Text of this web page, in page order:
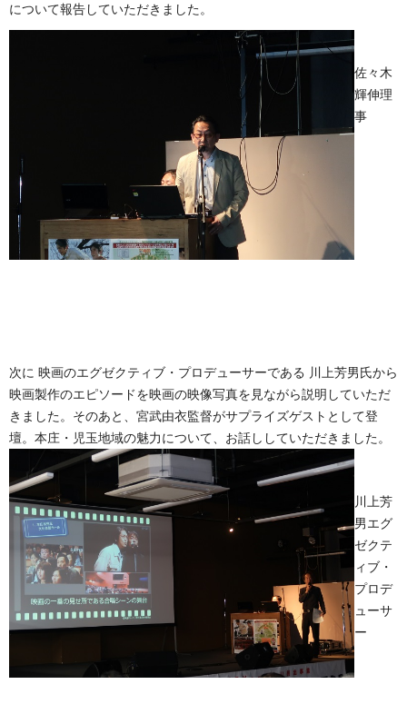
について報告していただきました。
佐々木
輝伸理
事
次に 映画のエグゼクティブ・プロデューサーである 川上芳男氏から
映画製作のエピソードを映画の映像写真を見ながら説明していただ
きました。そのあと、宮武由衣監督がサプライズゲストとして登
壇。本庄・児玉地域の魅力について、お話ししていただきました。
川上芳
男エグ
ゼクテ
ィブ・
プロデ
ューサ
ー